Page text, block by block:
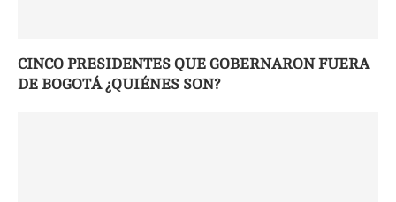
CINCO PRESIDENTES QUE GOBERNARON FUERA
DE BOGOTÁ ¿QUIÉNES SON?